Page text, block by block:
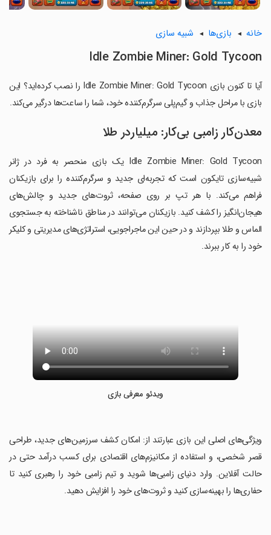
خانه بازی‌ها شبیه سازی
Idle Zombie Miner: Gold Tycoon
آیا تا کنون بازی Idle Zombie Miner: Gold Tycoon را نصب کرده‌اید؟ این
بازی با مراحل جذاب و گیم‌پلی سرگرم‌کننده خود، شما را ساعت‌ها درگیر می‌کند.
معدن‌کار زامبی بی‌کار: میلیاردر طلا
Idle Zombie Miner: Gold Tycoon یک بازی منحصر به فرد در ژانر
شبیه‌سازی تایکون است که تجربه‌ای جدید و سرگرم‌کننده را برای بازیکنان
فراهم می‌کند. با هر تپ بر روی صفحه، ثروت‌های جدید و چالش‌های
هیجان‌انگیز را کشف کنید. بازیکنان می‌توانند در مناطق ناشناخته به جستجوی
الماس و طلا بپردازند و در حین این ماجراجویی، استراتژی‌های مدیریتی و کلیکر
خود را به کار ببرند.
ویدئو معرفی بازی
‏ویژگی‌های اصلی این بازی عبارتند از: امکان کشف سرزمین‌های جدید، طراحی
قصر شخصی، و استفاده از مکانیزم‌های اقتصادی برای کسب درآمد حتی در
حالت آفلاین. وارد دنیای زامبی‌ها شوید و تیم زامبی خود را رهبری کنید تا
حفاری‌ها را بهینه‌سازی کنید و ثروت‌های خود را افزایش دهید.